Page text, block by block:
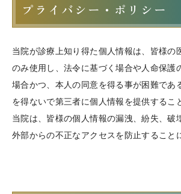
プライバシー・ポリシー
当院が診療上知り得た個人情報は、皆様の
のみ使用し、法令に基づく場合や人命保護
場合かつ、本人の同意を得る事が困難であ
を得ないで第三者に個人情報を提供するこ
当院は、皆様の個人情報の漏洩、紛失、破
外部からの不正なアクセスを防止すること